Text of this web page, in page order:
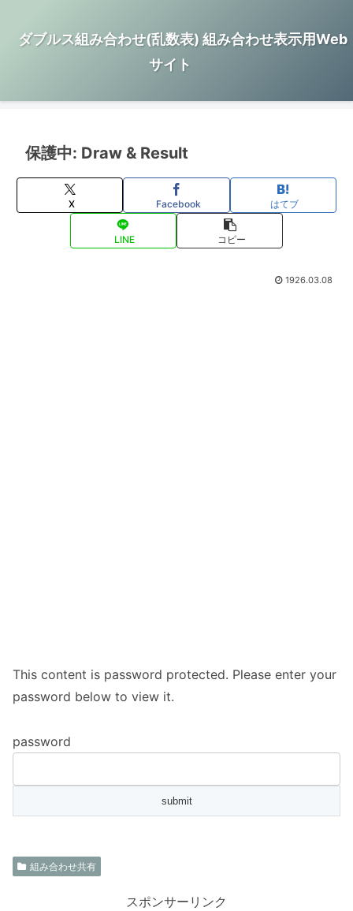
ダブルス組み合わせ(乱数表) 組み合わせ表示用Web
サイト
保護中: Draw & Result
X Facebook はてブ
LINE コピー
1926.03.08
This content is password protected. Please enter your
password below to view it.
password
組み合わせ共有
スポンサーリンク